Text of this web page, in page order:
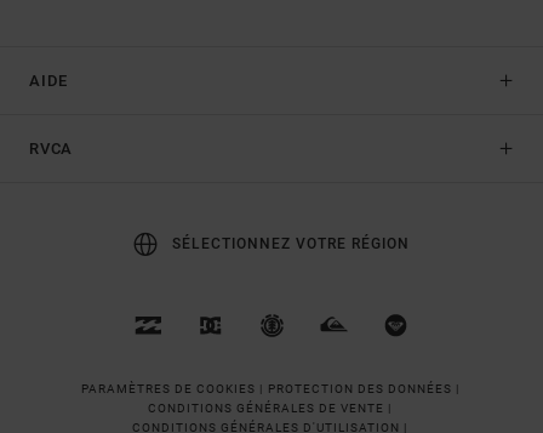
AIDE
RVCA
SÉLECTIONNEZ VOTRE RÉGION
PARAMÈTRES DE COOKIES | PROTECTION DES DONNÉES |
CONDITIONS GÉNÉRALES DE VENTE |
CONDITIONS GÉNÉRALES D'UTILISATION |